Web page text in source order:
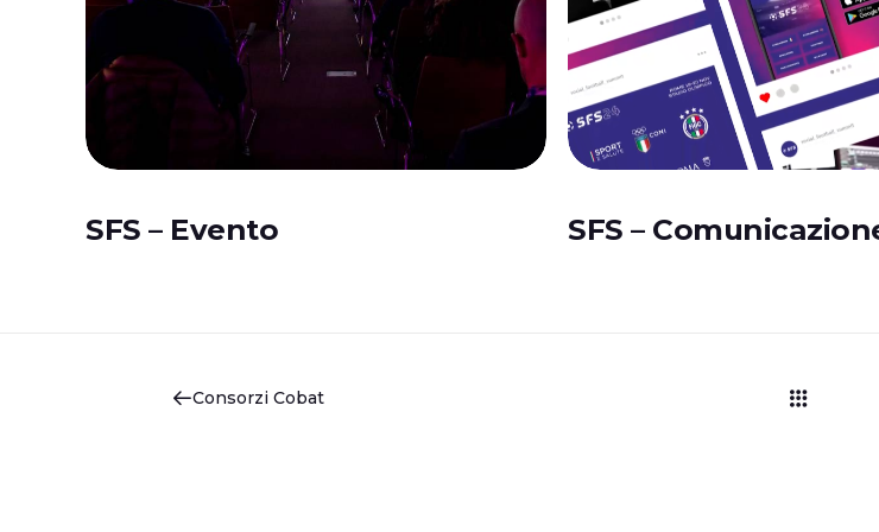
SFS – Evento SFS –
Consorzi Cobat